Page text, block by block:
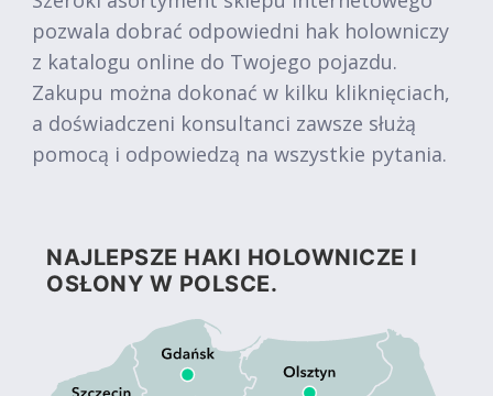
pozwala dobrać odpowiedni hak holowniczy
z katalogu online do Twojego pojazdu.
Zakupu można dokonać w kilku kliknięciach,
a doświadczeni konsultanci zawsze służą
pomocą i odpowiedzą na wszystkie pytania.
NAJLEPSZE HAKI HOLOWNICZE I
OSŁONY W POLSCE.